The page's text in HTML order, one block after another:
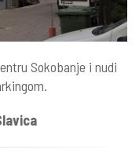
Sokobanje i nudi